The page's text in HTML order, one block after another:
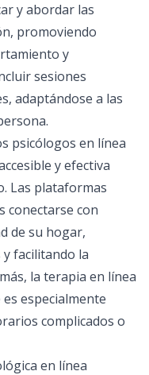
y abordar las
promoviendo
y
sesiones
adaptándose a las
psicólogos en línea
y efectiva
Las plataformas
conectarse con
de su hogar,
facilitando la
la terapia en línea
especialmente
complicados o
en línea